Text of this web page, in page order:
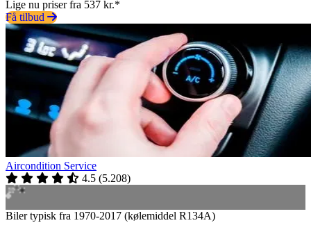
Lige nu priser fra 537 kr.*
Få tilbud
Aircondition Service
4.5 (5.208)
Biler typisk fra 1970-2017 (kølemiddel R134A)